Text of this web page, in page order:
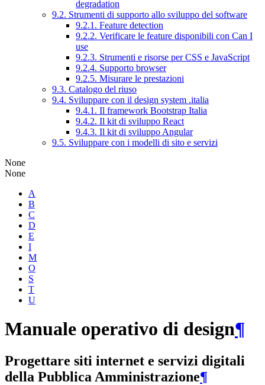
degradation
9.2. Strumenti di supporto allo sviluppo del software
9.2.1. Feature detection
9.2.2. Verificare le feature disponibili con Can I
use
9.2.3. Strumenti e risorse per CSS e JavaScript
9.2.4. Supporto browser
9.2.5. Misurare le prestazioni
9.3. Catalogo del riuso
9.4. Sviluppare con il design system .italia
9.4.1. Il framework Bootstrap Italia
9.4.2. Il kit di sviluppo React
9.4.3. Il kit di sviluppo Angular
9.5. Sviluppare con i modelli di sito e servizi
None
None
A
B
C
D
E
I
M
O
S
T
U
Manuale operativo di design¶
Progettare siti internet e servizi digitali
della Pubblica Amministrazione¶